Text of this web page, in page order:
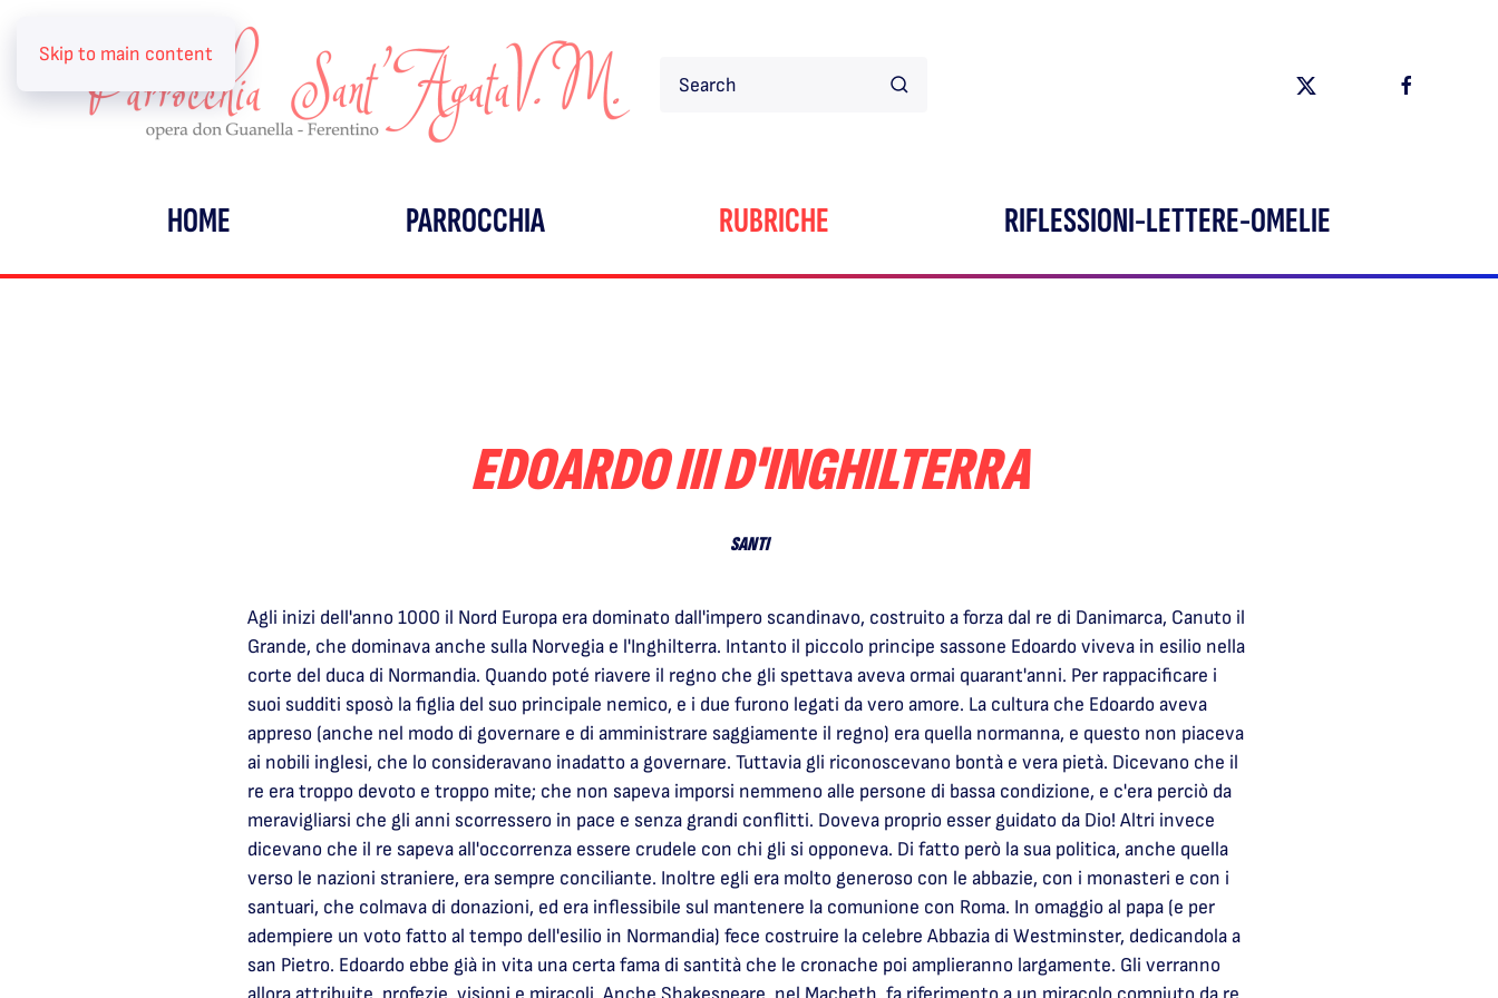
Skip to main content
HOME PARROCCHIA RUBRICHE RIFLESSIONI-LETTERE-OMELIE
EDOARDO III D'INGHILTERRA
SANTI
Agli inizi dell'anno 1000 il Nord Europa era dominato dall'impero scandinavo, costruito a forza dal re di Danimarca, Canuto il
Grande, che dominava anche sulla Norvegia e l'Inghilterra. Intanto il piccolo principe sassone Edoardo viveva in esilio nella
corte del duca di Normandia. Quando poté riavere il regno che gli spettava aveva ormai quarant'anni. Per rappacificare i
suoi sudditi sposò la figlia del suo principale nemico, e i due furono legati da vero amore. La cultura che Edoardo aveva
appreso (anche nel modo di governare e di amministrare saggiamente il regno) era quella normanna, e questo non piaceva
ai nobili inglesi, che lo consideravano inadatto a governare. Tuttavia gli riconoscevano bontà e vera pietà. Dicevano che il
re era troppo devoto e troppo mite; che non sapeva imporsi nemmeno alle persone di bassa condizione, e c'era perciò da
meravigliarsi che gli anni scorressero in pace e senza grandi conflitti. Doveva proprio esser guidato da Dio! Altri invece
dicevano che il re sapeva all'occorrenza essere crudele con chi gli si opponeva. Di fatto però la sua politica, anche quella
verso le nazioni straniere, era sempre conciliante. Inoltre egli era molto generoso con le abbazie, con i monasteri e con i
santuari, che colmava di donazioni, ed era inflessibile sul mantenere la comunione con Roma. In omaggio al papa (e per
adempiere un voto fatto al tempo dell'esilio in Normandia) fece costruire la celebre Abbazia di Westminster, dedicandola a
san Pietro. Edoardo ebbe già in vita una certa fama di santità che le cronache poi amplieranno largamente. Gli verranno